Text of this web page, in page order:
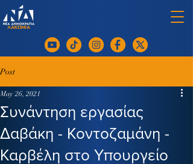
Post
Συνάντηση εργασίας
Δαβάκη - Κοντοζαμάνη -
Καρβέλη στο Υπουργείο
May 26, 2021